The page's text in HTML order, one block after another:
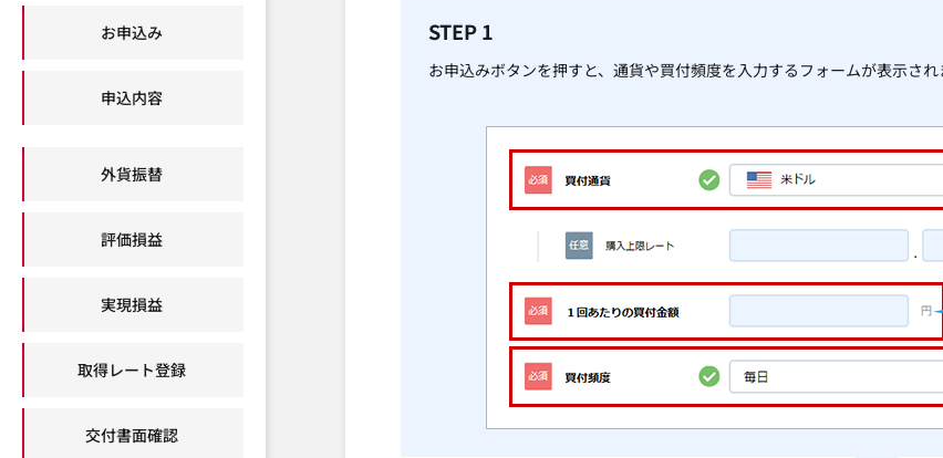
STEP 1
お申込みボタンを押すと、通貨や買付頻度を入力するフォームが表示さ
お申込み
申込内容
外貨振替
評価損益
実現損益
取得レート登録
交付書面確認